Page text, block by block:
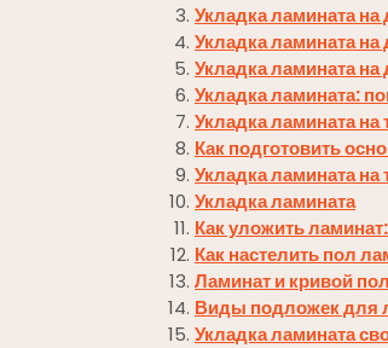
Укладка ламината
Укладка ламината
Укладка ламината
Укладка ламината:
Укладка ламината
Как подготовить
Укладка ламината
Укладка ламината
Как уложить
Как настелить пол
Ламинат и кривой пол
Виды подложек для
Укладка ламината